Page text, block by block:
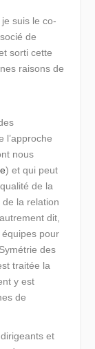
suis le co-
de
sorti cette
raisons de
l’approche
nous
) et qui peut
de la
la relation
dit,
pour
Symétrie des
traitée la
y est
de
et